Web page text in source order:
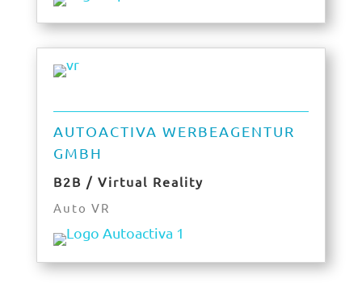
AUTOACTIVA WERBEAGENTUR
GMBH
B2B / Virtual Reality
Auto VR